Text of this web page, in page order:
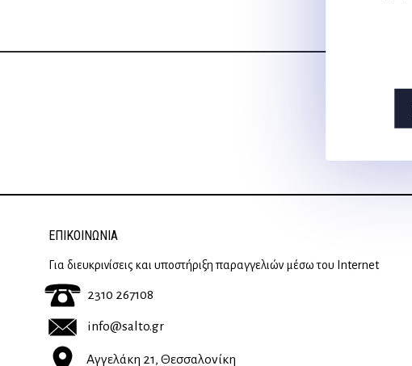
ΕΠΙΚΟΙΝΩΝΊΑ
Για διευκρινίσεις και υποστήριξη παραγγελιών μέσω του Internet
2310 267108
info@salto.gr
Αγγελάκη 21, Θεσσαλονίκη